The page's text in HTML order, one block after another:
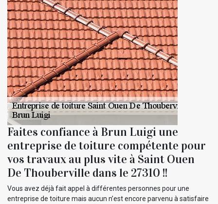
Faites confiance à Brun Luigi une
entreprise de toiture compétente pour
vos travaux au plus vite à Saint Ouen
De Thouberville dans le 27310 !!
Vous avez déjà fait appel à différentes personnes pour une
entreprise de toiture mais aucun n’est encore parvenu à satisfaire